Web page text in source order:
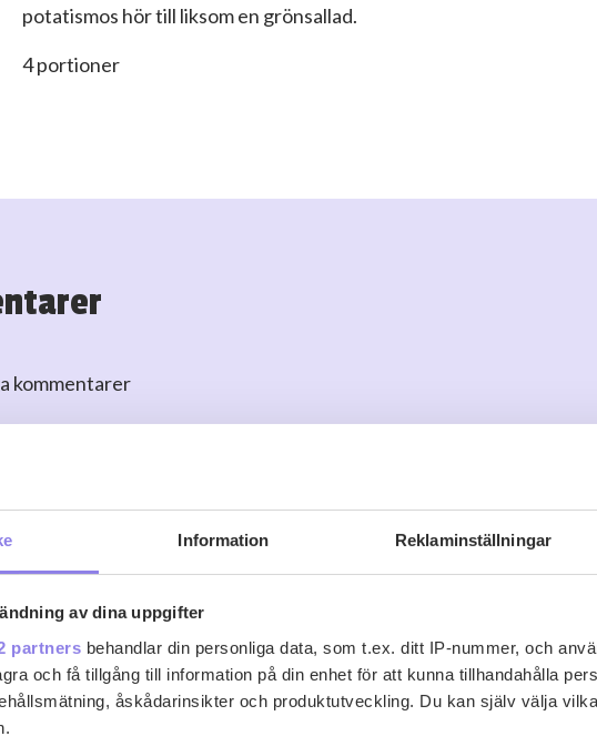
Information Reklaminställningar
av dina uppgifter
partners behandlar din personliga data, som t.ex. ditt IP-nummer, och
och få tillgång till information på din enhet för att kunna tillhandahålla
åskådarinsikter och produktutveckling. Du kan själv välja
potatismos hör till liksom en grönsallad.
4 portioner
kommentarer
skapa kontoför att kommentera
Viner vi tror du gillar